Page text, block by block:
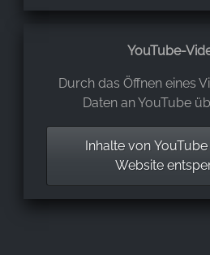
YouTube-
Durch das Öffnen eines
Daten an YouTube
Inhalte von
Website